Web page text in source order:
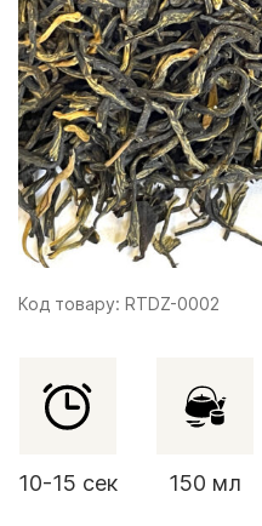
Код товару: RTDZ-0002
10-15 сек 150 мл